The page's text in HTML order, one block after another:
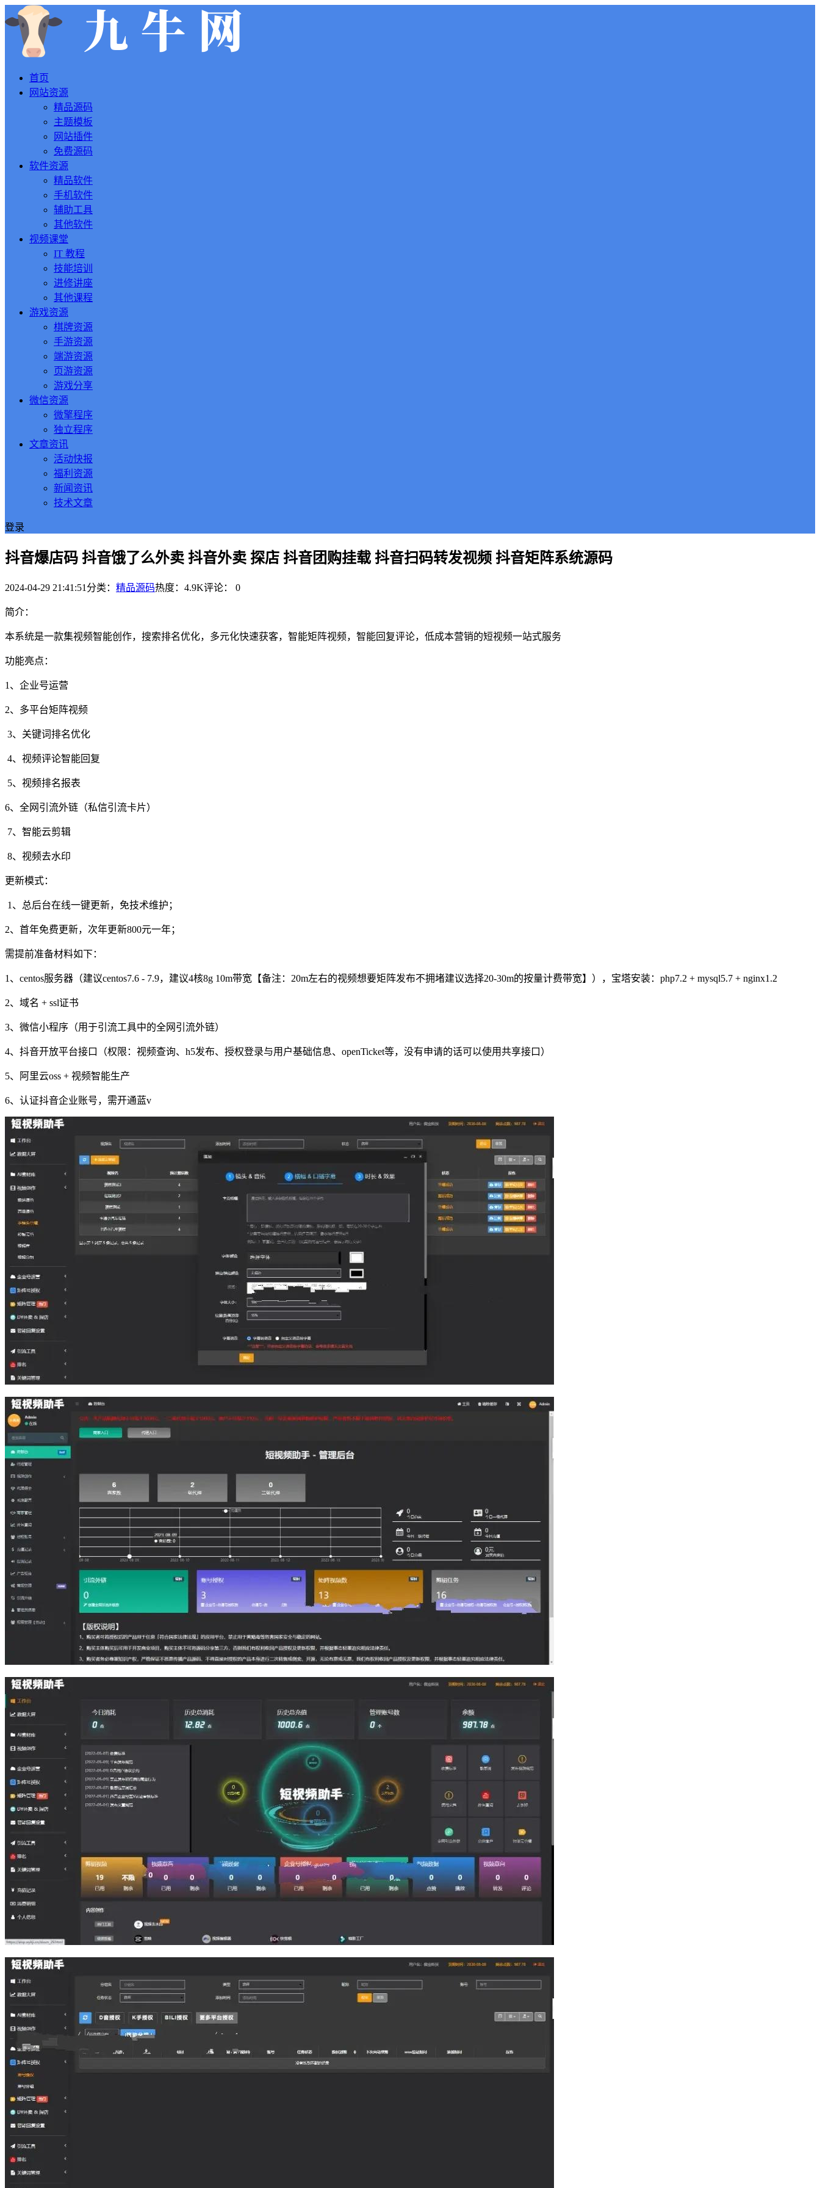
首页
网站资源
精品源码
主题模板
网站插件
免费源码
软件资源
精品软件
手机软件
辅助工具
其他软件
视频课堂
IT 教程
技能培训
进修讲座
其他课程
游戏资源
棋牌资源
手游资源
端游资源
页游资源
游戏分享
微信资源
微擎程序
独立程序
文章资讯
活动快报
福利资源
新闻资讯
技术文章
登录
抖音爆店码 抖音饿了么外卖 抖音外卖 探店 抖音团购挂载 抖音扫码转发视频 抖音矩阵系统源码
2024-04-29 21:41:51 分类： 精品源码热度：4.9K评论： 0
简介：
本系统是一款集视频智能创作，搜索排名优化，多元化快速获客，智能矩阵视频，智能回复评论，低成本营销的短视频一站式服务
功能亮点：
1、企业号运营
2、多平台矩阵视频
3、关键词排名优化
4、视频评论智能回复
5、视频排名报表
6、全网引流外链（私信引流卡片）
7、智能云剪辑
8、视频去水印
更新模式：
1、总后台在线一键更新，免技术维护；
2、首年免费更新，次年更新800元一年；
需提前准备材料如下：
1、centos服务器（建议centos7.6 - 7.9，建议4核8g 10m带宽【备注：20m左右的视频想要矩阵发布不拥堵建议选择20-30m的按量计费带宽】），宝塔安装：php7.2 + mysql5.7 + nginx1.2
2、域名 + ssl证书
3、微信小程序（用于引流工具中的全网引流外链）
4、抖音开放平台接口（权限：视频查询、h5发布、授权登录与用户基础信息、openTicket等，没有申请的话可以使用共享接口）
5、阿里云oss + 视频智能生产
6、认证抖音企业账号，需开通蓝v